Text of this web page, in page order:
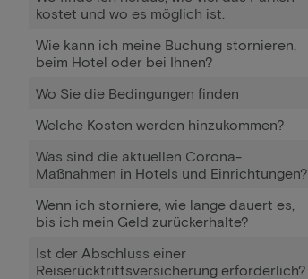
kostet und wo es möglich ist.
Wie kann ich meine Buchung stornieren,
beim Hotel oder bei Ihnen?
Wo Sie die Bedingungen finden
Welche Kosten werden hinzukommen?
Was sind die aktuellen Corona-
Maßnahmen in Hotels und Einrichtungen?
Wenn ich storniere, wie lange dauert es,
bis ich mein Geld zurückerhalte?
Ist der Abschluss einer
Reiserücktrittsversicherung erforderlich?